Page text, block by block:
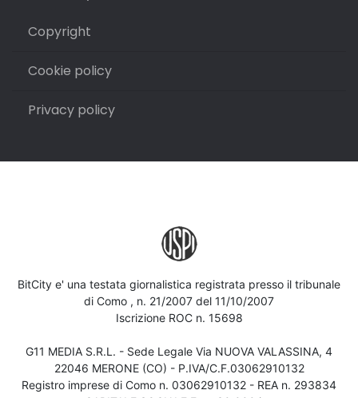
Copyright
Cookie policy
Privacy policy
BitCity e' una testata giornalistica registrata presso il tribunale
di Como , n. 21/2007 del 11/10/2007
Iscrizione ROC n. 15698
G11 MEDIA S.R.L. - Sede Legale Via NUOVA VALASSINA, 4
22046 MERONE (CO) - P.IVA/C.F.03062910132
Registro imprese di Como n. 03062910132 - REA n. 293834